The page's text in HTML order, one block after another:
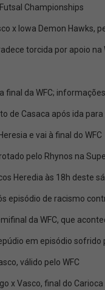
Championships
x Iowa Demon Hawks,
torcida por apoio na
final da WFC; informações
de Casaca após ida para
e vai à final do WFC
pelo Rhynos na
Heredia às 18h deste
episódio de racismo
da WFC, que
em episódio sofrido
válido pelo WFC
x Vasco, final do Carioca